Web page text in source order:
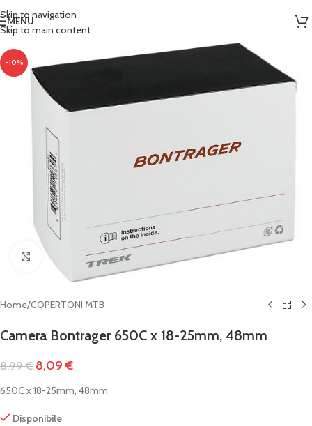
Skip to navigation
Skip to main content
MENU
-10%
Clicca per ingrandire
Home/COPERTONI MTB
Camera Bontrager 650C x 18-25mm, 48mm
8,99€ 8,09€
650C x 18-25mm, 48mm
Disponibile